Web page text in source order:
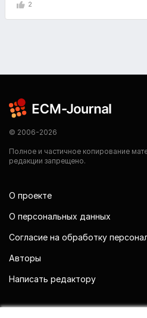
2
© 2006-2026
Полное и частичное копирование
редакции запрещено.
О проекте
О персональных данных
Согласие на обработку
Авторы
Написать редактору